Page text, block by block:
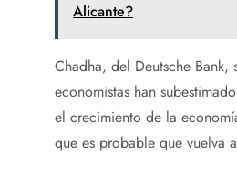
Alicante?
Chadha, del Deutsche Bank,
economistas han
el crecimiento de la
que es probable que vuelva